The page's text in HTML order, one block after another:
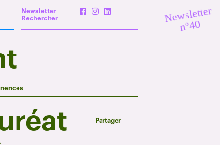
Newsletter
n°40
Newsletter
Rechercher
Partager